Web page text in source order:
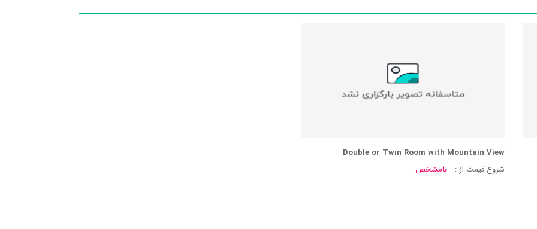
Double or Twin Room with Mountain View
شروع قیمت از :
نامشخص